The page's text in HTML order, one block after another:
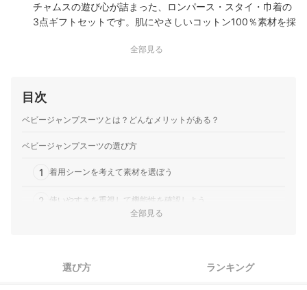
チャムスの遊び心が詰まった、ロンパース・スタイ・巾着の
3点ギフトセットです。肌にやさしいコットン100％素材を採
スナップボタンを配置。スタイは2段階のサイズ調整が可能
全部見る
目次
ベビージャンプスーツとは？どんなメリットがある？
ベビージャンプスーツの選び方
1 着用シーンを考えて素材を選ぼう
2 使いやすさを重視して機能性を確認しよう
ベビージャンプスーツ全15商品おすすめ人気ランキング
全部見る
選び方 ランキング